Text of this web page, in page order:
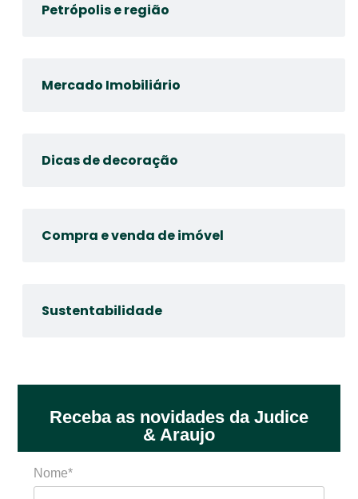
Petrópolis e região
Mercado Imobiliário
Dicas de decoração
Compra e venda de imóvel
Sustentabilidade
Receba as novidades da Judice
& Araujo
Nome*